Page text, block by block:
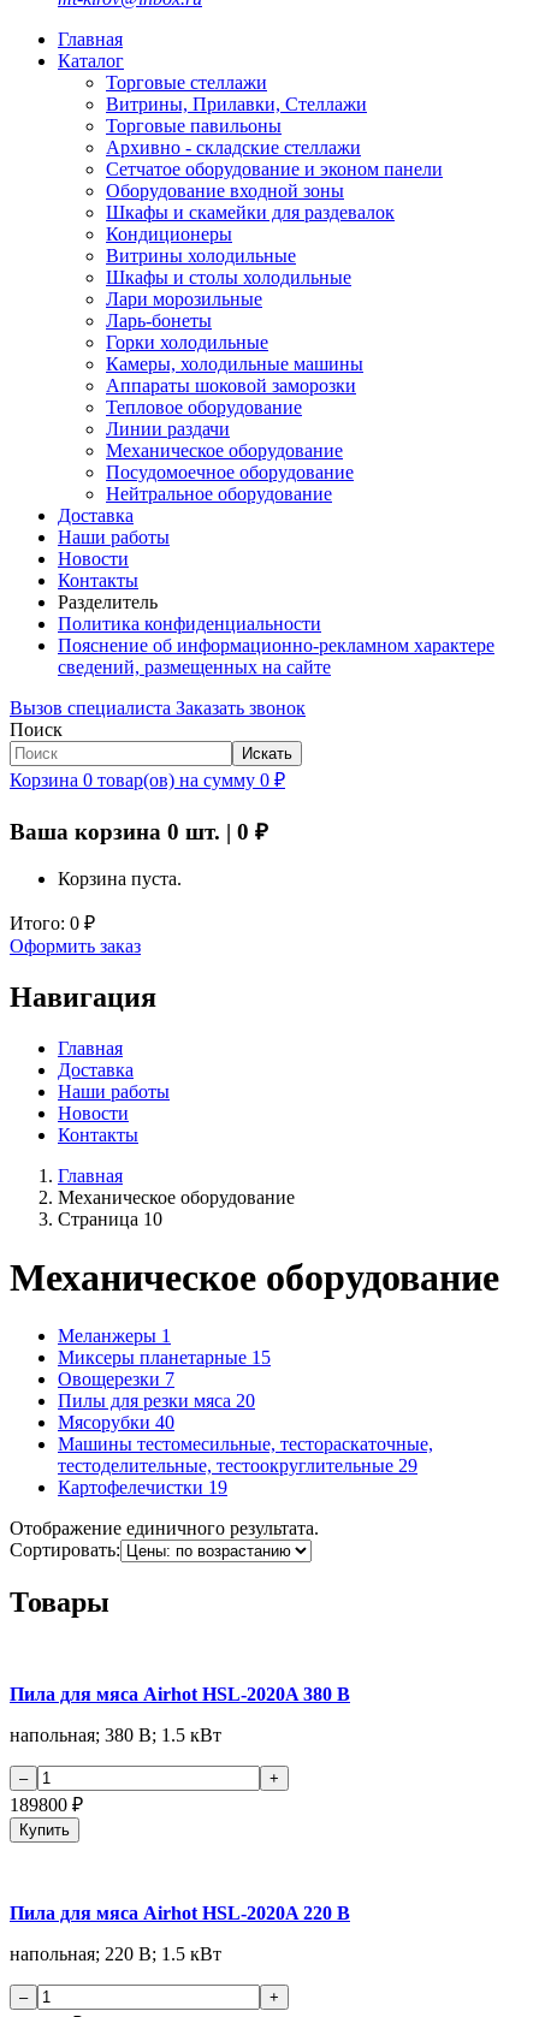
Главная
Каталог
Торговые стеллажи
Витрины, Прилавки, Стеллажи
Торговые павильоны
Архивно - складские стеллажи
Сетчатое оборудование и эконом панели
Оборудование входной зоны
Шкафы и скамейки для раздевалок
Кондиционеры
Витрины холодильные
Шкафы и столы холодильные
Лари морозильные
Ларь-бонеты
Горки холодильные
Камеры, холодильные машины
Аппараты шоковой заморозки
Тепловое оборудование
Линии раздачи
Механическое оборудование
Посудомоечное оборудование
Нейтральное оборудование
Доставка
Наши работы
Новости
Контакты
Разделитель
Политика конфиденциальности
Пояснение об информационно-рекламном характере
сведений, размещенных на сайте
Вызов специалиста Заказать звонок
Поиск
Искать
Корзина 0 товар(ов) на сумму 0 ₽
Ваша корзина 0 шт. | 0 ₽
Корзина пуста.
Итого: 0 ₽
Оформить заказ
Навигация
Главная
Доставка
Наши работы
Новости
Контакты
Главная
Механическое оборудование
Страница 10
Механическое оборудование
Меланжеры 1
Миксеры планетарные 15
Овощерезки 7
Пилы для резки мяса 20
Мясорубки 40
Машины тестомесильные, тестораскаточные,
тестоделительные, тестоокруглительные 29
Картофелечистки 19
Отображение единичного результата.
Сортировать:
Товары
Пила для мяса Airhot HSL-2020A 380 В
напольная; 380 В; 1.5 кВт
189800 ₽
Купить
Пила для мяса Airhot HSL-2020A 220 В
напольная; 220 В; 1.5 кВт